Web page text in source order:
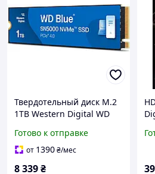
Твердотельный диск M.2
1TB Western Digital WD
2280, PCIe 4.0 x4, 5150
/4900MB/s) (код 149695)
Готово к отправке
от 1390₴/мес
8 339₴